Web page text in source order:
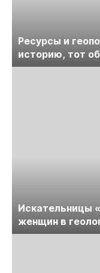
Ресурсы и
историю, тот
Искательницы
женщин в